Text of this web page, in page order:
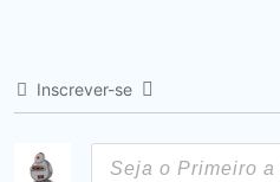
Inscrever-se